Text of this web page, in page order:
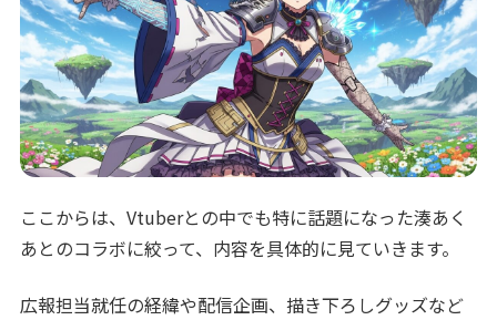
ここからは、Vtuberとの中でも特に話題になった湊あく
あとのコラボに絞って、内容を具体的に見ていきます。
広報担当就任の経緯や配信企画、描き下ろしグッズなど